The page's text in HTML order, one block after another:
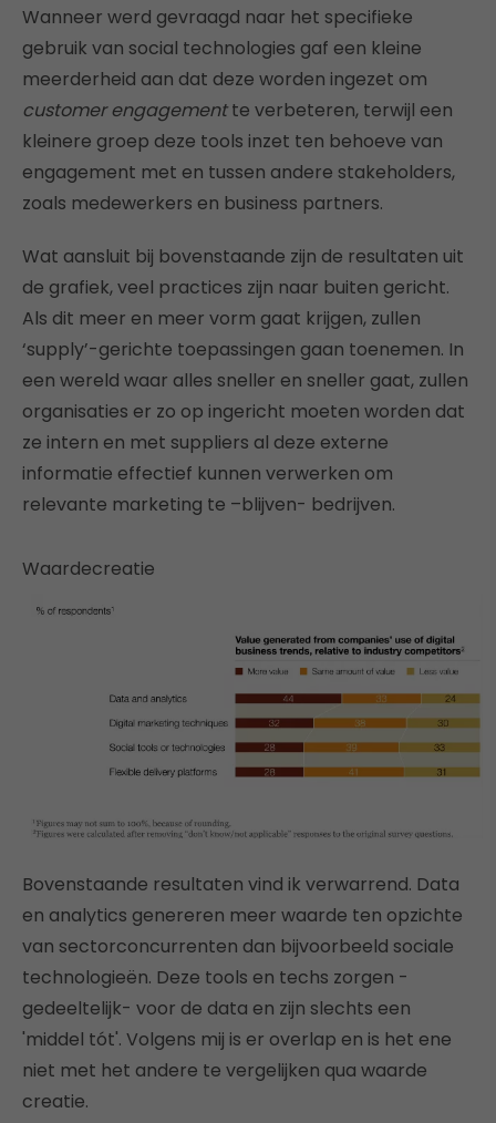
Wanneer werd gevraagd naar het specifieke
gebruik van social technologies gaf een kleine
meerderheid aan dat deze worden ingezet om
customer engagementte verbeteren, terwijl een
kleinere groep deze tools inzet ten behoeve van
engagement met en tussen andere stakeholders,
zoals medewerkers en business partners.
Wat aansluit bij bovenstaande zijn de resultaten uit
de grafiek, veel practices zijn naar buiten gericht.
Als dit meer en meer vorm gaat krijgen, zullen
‘supply’-gerichte toepassingen gaan toenemen. In
een wereld waar alles sneller en sneller gaat, zullen
organisaties er zo op ingericht moeten worden dat
ze intern en met suppliers al deze externe
informatie effectief kunnen verwerken om
relevante marketing te –blijven- bedrijven.
Waardecreatie
Bovenstaande resultaten vind ik verwarrend. Data
en analytics genereren meer waarde ten opzichte
van sectorconcurrenten dan bijvoorbeeld sociale
technologieën. Deze tools en techs zorgen -
gedeeltelijk- voor de data en zijn slechts een
'middel tót'. Volgens mij is er overlap en is het ene
niet met het andere te vergelijken qua waarde
creatie.